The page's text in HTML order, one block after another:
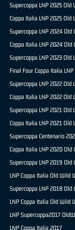
Supercoppa LNP 2025 Old
Coppa Italia LNP 2025 Old
Supercoppa LNP 2024 Old
Coppa Italia LNP 2024 Old
Supercoppa LNP 2023 Old
Final Four Coppa Italia
Supercoppa LNP 2022 Old
Coppa Italia LNP 2022 Old
Supercoppa LNP 2021 Old
Coppa Italia LNP 2021 Old
Supercoppa Centenario
Coppa Italia LNP 2020 Old
Supercoppa LNP 2019 Old
LNP Coppa Italia Old Wild
Supercoppa LNP 2018 Old
LNP Coppa Italia Old Wild
LNP Supercoppa2017
LNP Coppa Italia 2017